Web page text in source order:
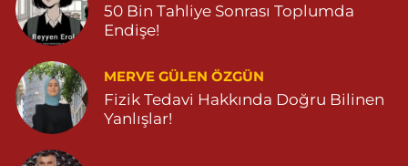
50 Bin Tahliye Sonrası Toplumda
Endişe!
MERVE GÜLEN ÖZGÜN
Fizik Tedavi Hakkında Doğru Bilinen
Yanlışlar!